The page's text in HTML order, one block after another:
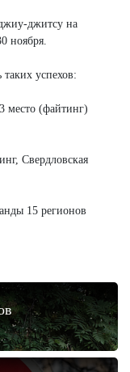
джитсу на
ноября.
успехов:
место (файтинг)
Свердловская
15 регионов